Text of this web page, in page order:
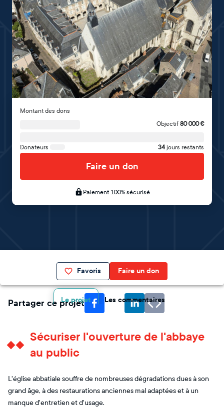
Montant des dons
Objectif 80 000€
Donateurs 34 jours restants
Faire un don
Paiement 100% sécurisé
Favoris Faire un don
Le projet Les commentaires
Partager ce projet
Sécuriser l'ouverture de l'abbaye
au public
L'église abbatiale souffre de nombreuses dégradations dues à son
grand âge, à des restaurations anciennes mal adaptées et à un
manque d'entretien et d'usage.